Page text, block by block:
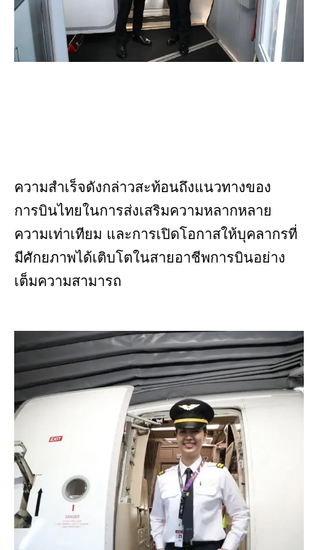
ความสำเร็จดังกล่าวสะท้อนถึงแนวทางของ
การบินไทยในการส่งเสริมความหลากหลาย
ความเท่าเทียม และการเปิดโอกาสให้บุคลากรที่
มีศักยภาพได้เติบโตในสายอาชีพการบินอย่าง
เต็มความสามารถ